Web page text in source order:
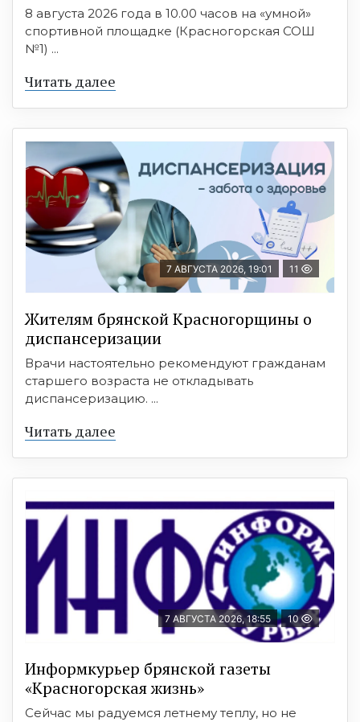
8 августа 2026 года в 10.00 часов на «умной»
спортивной площадке (Красногорская СОШ
№1) ...
Читать далее
7 АВГУСТА 2026, 19:01 11
Жителям брянской Красногорщины о
диспансеризации
Врачи настоятельно рекомендуют гражданам
старшего возраста не откладывать
диспансеризацию. ...
Читать далее
7 АВГУСТА 2026, 18:55 10
Информкурьер брянской газеты
«Красногорская жизнь»
Сейчас мы радуемся летнему теплу, но не